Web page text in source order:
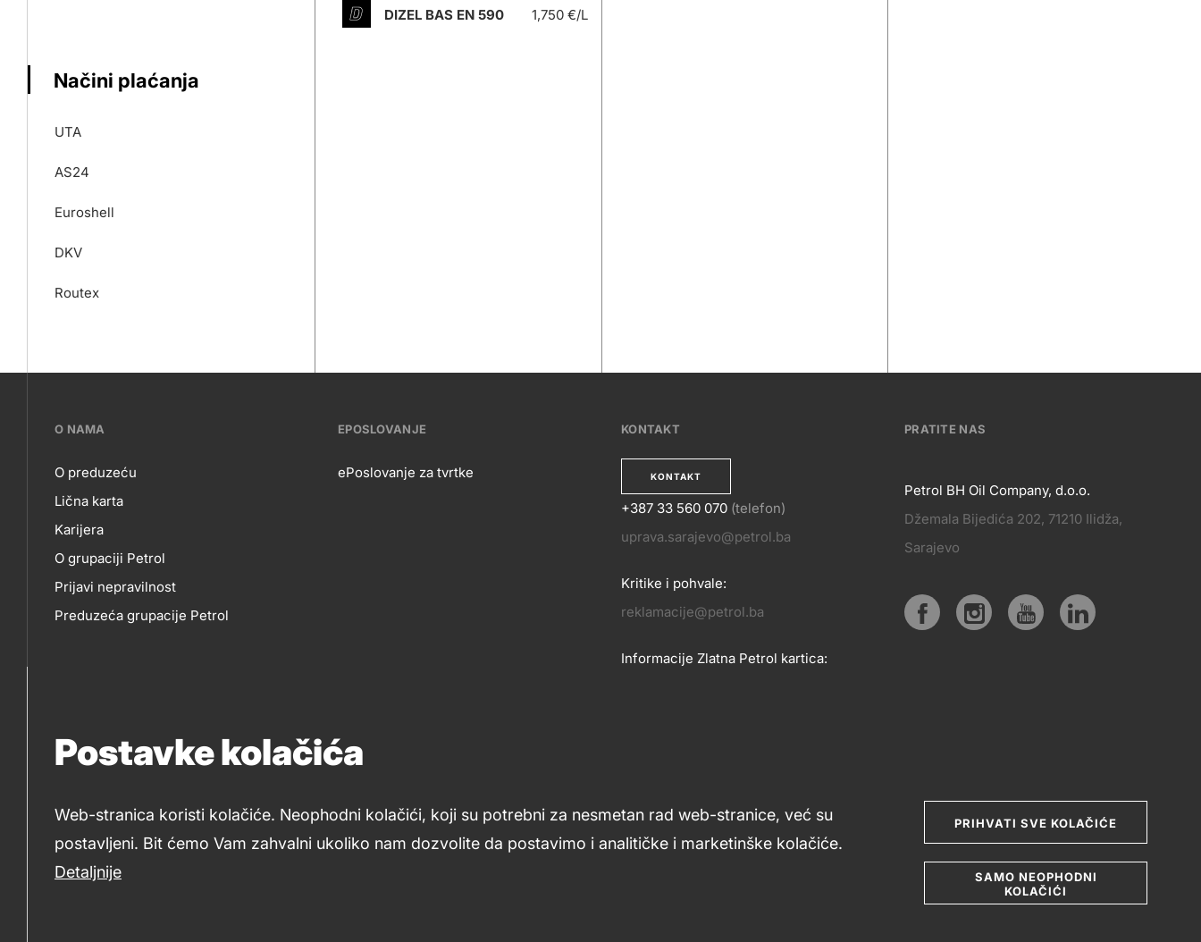
Postavke kolačića
Web-stranica koristi kolačiće. Neophodni kolačići, koji su potrebni za nesmetan rad web-stranice, već su
postavljeni. Bit ćemo Vam zahvalni ukoliko nam dozvolite da postavimo i analitičke i marketinške kolačiće.
Detaljnije
PRIHVATI SVE KOLAČIĆE
SAMO NEOPHODNI
KOLAČIĆI
DIZEL BAS EN 590 1,750 €/L
Načini plaćanja
UTA
AS24
Euroshell
DKV
Routex
???
petrol-
skupno.footer-
title???
O NAMA
O
NAMA
O preduzeću
Lična karta
Karijera
O grupaciji Petrol
Prijavi nepravilnost
Preduzeća grupacije Petrol
EPOSLOVANJE
EPOSLOVANJE
ePoslovanje za tvrtke
KONTAKT
KONTAKT
KONTAKT
+387 33 560 070 (telefon)
uprava.sarajevo@petrol.ba
Kritike i pohvale:
reklamacije@petrol.ba
Informacije Zlatna Petrol kartica:
links
PRATITE NAS
PRATITE
NAS
Petrol BH Oil Company, d.o.o.
Džemala Bijedića 202, 71210 Ilidža,
Sarajevo
2019-2026 Petrol BH Oil Company d.o.o. i Petrol d.d., Ljubljana Uslovi upotrebe